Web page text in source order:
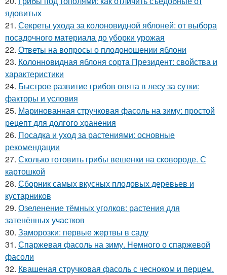
ядовитых
21. Секреты ухода за колоновидной яблоней: от выбора
посадочного материала до уборки урожая
22. Ответы на вопросы о плодоношении яблони
23. Колонновидная яблоня сорта Президент: свойства и
характеристики
24. Быстрое развитие грибов опята в лесу за сутки:
факторы и условия
25. Маринованная стручковая фасоль на зиму: простой
рецепт для долгого хранения
26. Посадка и уход за растениями: основные
рекомендации
27. Сколько готовить грибы вешенки на сковороде. С
картошкой
28. Сборник самых вкусных плодовых деревьев и
кустарников
29. Озеленение тёмных уголков: растения для
затенённых участков
30. Заморозки: первые жертвы в саду
31. Спаржевая фасоль на зиму. Немного о спаржевой
фасоли
32. Квашеная стручковая фасоль с чесноком и перцем.